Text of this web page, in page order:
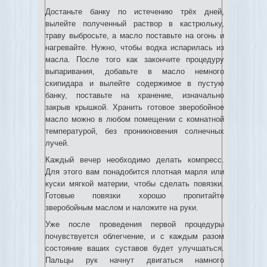
Достаньте банку по истечению трёх дней,
вылейте полученный раствор в кастрюльку,
траву выбросьте, а масло поставьте на огонь и
нагревайте. Нужно, чтобы водка испарилась из
масла. После того как закончите процедуру
выпаривания, добавьте в масло немного
скипидара и вылейте содержимое в пустую
банку, поставьте на хранение, изначально
закрыв крышкой. Хранить готовое зверобойное
масло можно в любом помещении с комнатной
температурой, без проникновения солнечных
лучей.
Каждый вечер необходимо делать компресс.
Для этого вам понадобится плотная марля или
куски мягкой материи, чтобы сделать повязки.
Готовые повязки хорошо пропитайте
зверобойным маслом и наложите на руки.
Уже после проведения первой процедуры
почувствуется облегчение, и с каждым разом
состояние ваших суставов будет улучшаться.
Пальцы рук начнут двигаться намного